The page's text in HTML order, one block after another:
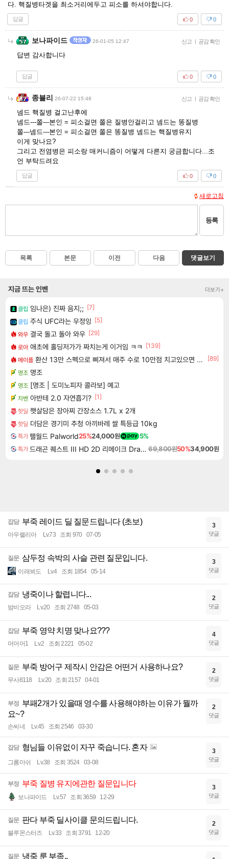
다. 핵질병타겟을 최소거리에두고 피소를 하셔야합니다.
답글 0
0
보나파이드 26-01-05 12:47 신고 | 공감 확인
답변 감사합니다
답글 0
0
종블리 26-07-22 15:48 신고 | 공감 확인
넴드 핵질병 걸고난후에
넴드---쫄---본인 = 피소걸면 쫄은 질병안걸리고 넴드는 똥질병
쫄---넴드---본인 = 피소걸면 쫄은 똥질병 넴드는 핵질병유지
이게 맞나요?
그리고 전염병은 피소랑 매커니즘이 어떻게 다른지 궁금합니다...조
언 부탁드려요
답글 0
0
새로고침
등록
목록 본문 이전 다음 댓글보기
지금 뜨는 인벤 더보기+
클립 임나은) 진짜 음지;; [7]
클립 주식 UFC라는 우정잉 [5]
와우 결국 돌고 돌아 와우 [29]
로아 애초에 홀딩저가가 짜치는게 이거임 ㅋㅋ
[139]
메이플 환산 13만 스펙으로 삐져서 매주 수로 10만점 치고있으면 ㅋㅋ
[89]
명조 명조
명조 [명조 | 도미노피자 콜라보] 예고
차벤 아반테 2.0 자연흡기? [1]
핫딜 햇살담은 장아찌 간장소스 1.7L x 2개
핫딜 더담은 경기미 추청 아끼바레 쌀 특등급 10kg
특가 팰월드 Palworld25%24,000원 5%
특가 드래곤 퀘스트 III HD 2D 리메이크 Dragon Quest III HD 2D Remake 69,800원50%34,900원
잡담 부죽 레이드 딜 질문드립니다 (초보)
아우렐리아 Lv.73 조회 970 07-05
3
댓글
질문 삼두정 속박의 사슬 관련 질문입니다.
이래뵈도 Lv.4 조회 1854 05-14
3
댓글
잡담 냉죽이나 할렵니다...
밤비오라 Lv.20 조회 2748 05-03
2
댓글
잡담 부죽 영약 치명 맞나요???
머머머1 Lv.2 조회 2221 05-02
4
댓글
질문 부죽 방어구 제작시 안감은 어떤거 사용하나요?
무사8118 Lv.20 조회 2157 04-01
2
댓글
부정 부패2개가 있을때 영수를 사용해야하는 이유가 뭘까
요~?
손씨네 Lv.45 조회 2546 03-30
2
댓글
잡담 형님들 이유없이 자꾸 죽습니다. 혼자
그롬마쉬 Lv.38 조회 3524 03-08
3
댓글
부정 부죽 질병 유지에관한 질문입니다
보나파이드 Lv.57 조회 3659 12-29
3
댓글
질문 판다 부죽 딜사이클 문의드립니다.
블루몬스터즈 Lv.33 조회 3791 12-20
2
댓글
질문 냉죽 룬 부족..